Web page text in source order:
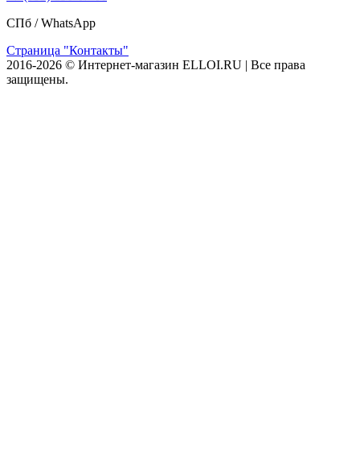
СПб /WhatsApp
Страница "Контакты"
2016-2026 © Интернет-магазин ELLOI.RU | Все права
защищены.